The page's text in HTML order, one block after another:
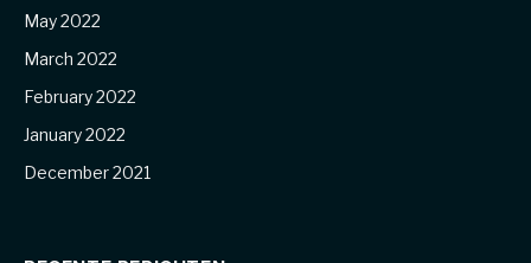
May 2022
March 2022
February 2022
January 2022
December 2021